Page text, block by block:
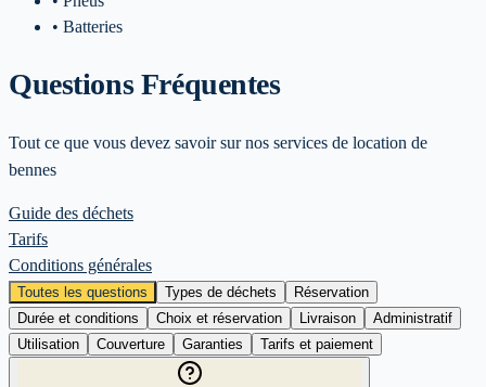
• Batteries
Questions Fréquentes
Tout ce que vous devez savoir sur nos services de location de
bennes
Guide des déchets
Tarifs
Conditions générales
Toutes les questions Types de déchets
Réservation
Durée et conditions
Choix et réservation Livraison
Administratif
Utilisation
Couverture Garanties Tarifs et paiement